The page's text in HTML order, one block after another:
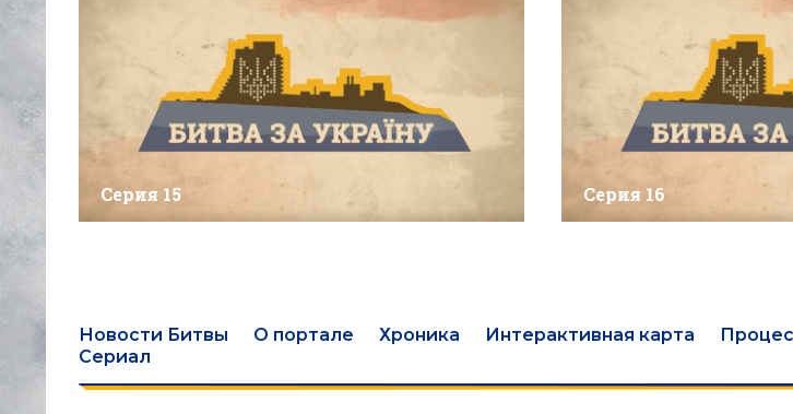
Серия 15 Серия 16
Новости Битвы О портале Хроника Интерактивная карта
Сериал